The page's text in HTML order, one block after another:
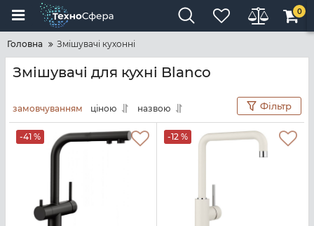
0
Головна Змішувачі кухонні
Змішувачі для кухні Blanco
замовчуванням ціною назвою Фільтр
-41 % -12 %